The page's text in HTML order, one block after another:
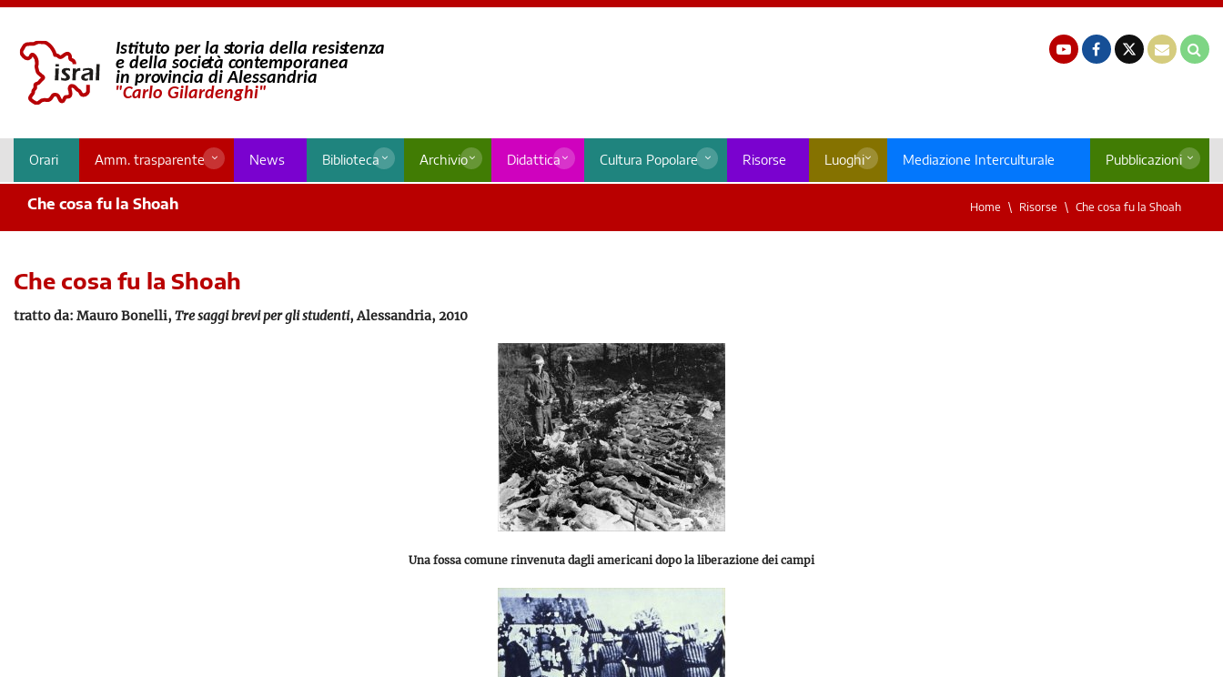
Orari Amm. trasparente News Biblioteca Archivio Didattica Cultura Popolare Risorse Luoghi Mediazione Interculturale Pubblicazioni
Che cosa fu la Shoah Home Risorse Che cosa fu la Shoah
Che cosa fu la Shoah
tratto da: Mauro Bonelli, Tre saggi brevi per gli studenti, Alessandria, 2010
Una fossa comune rinvenuta dagli americani dopo la liberazione dei campi